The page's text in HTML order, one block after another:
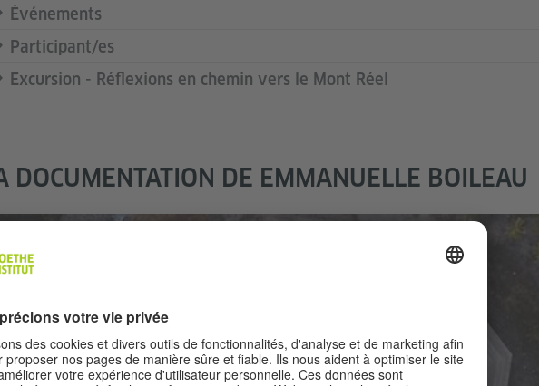
Événements
Participant/es
Excursion - Réflexions en chemin vers le Mont Réel
DOCUMENTATION DE EMMANUELLE BOILEAU